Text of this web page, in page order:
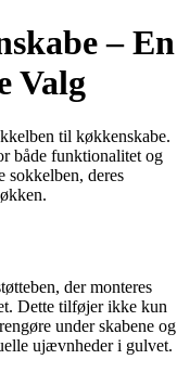
– En
Valg
til køkkenskabe.
både funktionalitet og
deres
der monteres
Dette tilføjer ikke kun
under skabene og
ujævnheder i gulvet.